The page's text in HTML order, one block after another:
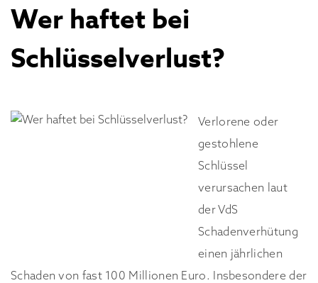
Wer haftet bei
Schlüsselverlust?
Verlorene oder
gestohlene
Schlüssel
verursachen laut
der VdS
Schadenverhütung
einen jährlichen
Schaden von fast 100 Millionen Euro. Insbesondere der